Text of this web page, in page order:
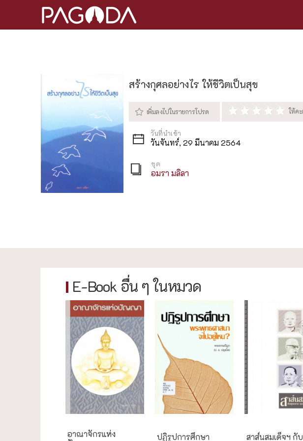
สร้างกุศลอย่างไร ให้ชีวิตเป็นสุข
วันจันทร์, 29 มีนาคม 2564
ชุด
อมรา มลิลา
E-Book อื่น ๆ ในหมวด
อาณาจักรแห่ง
ปฏิรูปการศึกษา
สาส์นสมเด็จฯ กับ